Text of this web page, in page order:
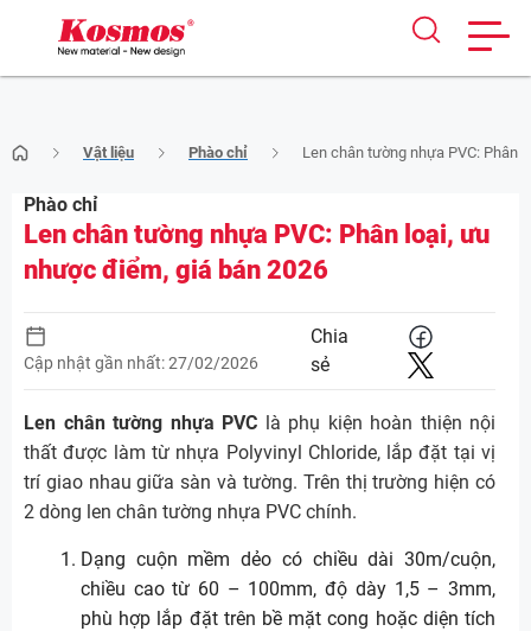
to
content
Vật liệu Phào chỉ Len chân tường nhựa PVC: Phân
Phào chỉ
Len chân tường nhựa PVC: Phân loại, ưu
nhược điểm, giá bán 2026
Cập nhật gần nhất: 27/02/2026
Chia
sẻ
Len chân tường nhựa PVC là phụ kiện hoàn thiện nội
thất được làm từ nhựa Polyvinyl Chloride, lắp đặt tại vị
trí giao nhau giữa sàn và tường. Trên thị trường hiện có
2 dòng len chân tường nhựa PVC chính.
Dạng cuộn mềm dẻo có chiều dài 30m/cuộn,
chiều cao từ 60 – 100mm, độ dày 1,5 – 3mm,
phù hợp lắp đặt trên bề mặt cong hoặc diện tích